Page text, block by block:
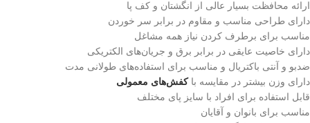
ارائه محافظت بسیار عالی از انگشتان و کف پا
دارای طراحی مناسب و مقاوم در برابر سر خوردن
مناسب برای برطرف کردن نیاز همه مشاغل
دارای خاصیت عایقی در برابر برق و جریان‌های الکتریکی
ضدبو و آنتی باکتریال و مناسب برای استفاده‌های طولانی مدت
دارای وزن بیشتر در مقایسه باکفش‌های معمولی
قابل استفاده برای افراد با سایز پای مختلف
مناسب برای بانوان و آقایان